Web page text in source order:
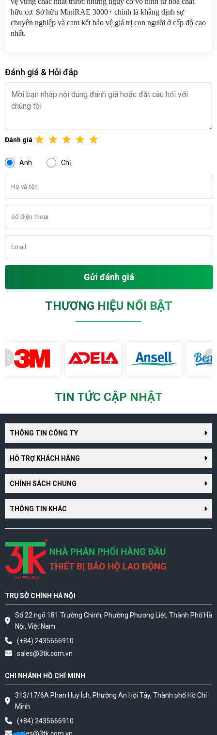
hữu cơ. Sở hữu MiniRAE 3000+ chính là khẳng định sự
chuyên nghiệp và cam kết bảo vệ giá trị con người ở cấp độ cao
nhất.
Đánh giá & Hỏi đáp
Đánh giá
Anh Chị
Gửi đánh giá
THƯƠNG HIỆU NỔI BẬT
TIN TỨC CẬP NHẬT
THÔNG TIN CÔNG TY
HỖ TRỢ KHÁCH HÀNG
CHÍNH SÁCH CHUNG
THÔNG TIN KHÁC
TRỤ SỞ CHÍNH HÀ NỘI
Số 22 ngõ 181 Trường Chinh, Phường Phương Liệt, Thành Phố Hà
Nội, Việt Nam
(+84) 2435666910
sales@3tk.com.vn
CHI NHÁNH HỒ CHÍ MINH
313/17/6A Phan Huy Ích, Phường An Hội Tây, Thành phố Hồ Chí
Minh
(+84) 2435666910